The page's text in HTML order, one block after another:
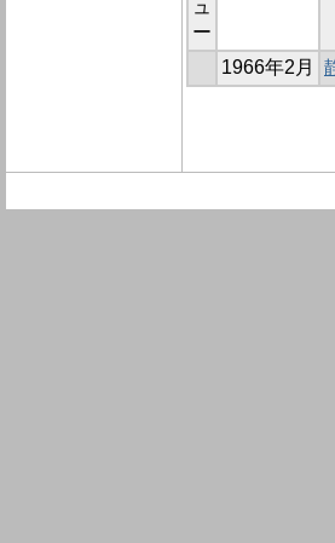
ュ
ー
1966年2月